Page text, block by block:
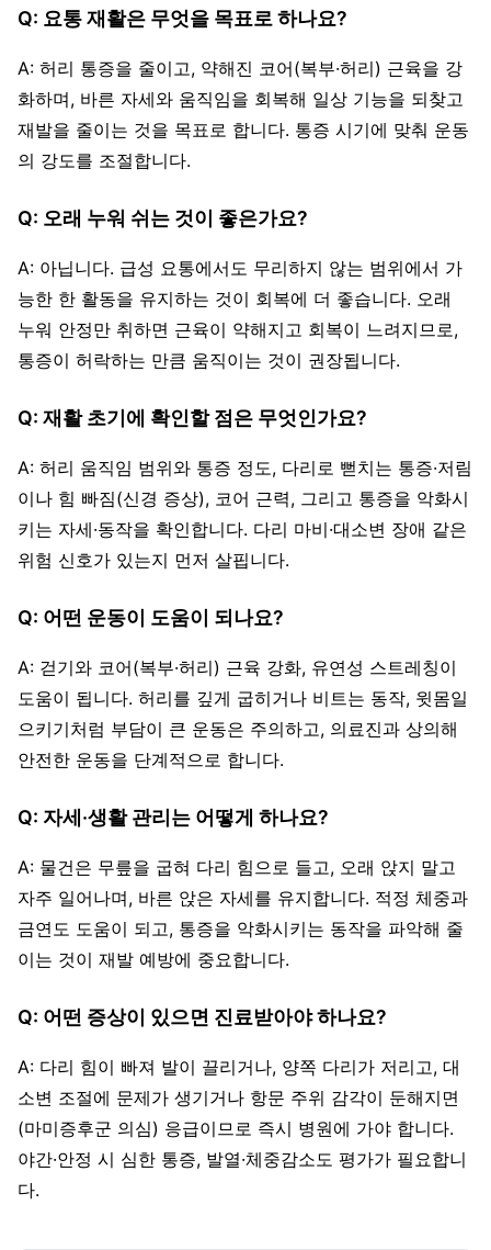
Q: 요통 재활은 무엇을 목표로 하나요?
A: 허리 통증을 줄이고, 약해진 코어(복부·허리) 근육을 강
화하며, 바른 자세와 움직임을 회복해 일상 기능을 되찾고
재발을 줄이는 것을 목표로 합니다. 통증 시기에 맞춰 운동
의 강도를 조절합니다.
Q: 오래 누워 쉬는 것이 좋은가요?
A: 아닙니다. 급성 요통에서도 무리하지 않는 범위에서 가
능한 한 활동을 유지하는 것이 회복에 더 좋습니다. 오래
누워 안정만 취하면 근육이 약해지고 회복이 느려지므로,
통증이 허락하는 만큼 움직이는 것이 권장됩니다.
Q: 재활 초기에 확인할 점은 무엇인가요?
A: 허리 움직임 범위와 통증 정도, 다리로 뻗치는 통증·저림
이나 힘 빠짐(신경 증상), 코어 근력, 그리고 통증을 악화시
키는 자세·동작을 확인합니다. 다리 마비·대소변 장애 같은
위험 신호가 있는지 먼저 살핍니다.
Q: 어떤 운동이 도움이 되나요?
A: 걷기와 코어(복부·허리) 근육 강화, 유연성 스트레칭이
도움이 됩니다. 허리를 깊게 굽히거나 비트는 동작, 윗몸일
으키기처럼 부담이 큰 운동은 주의하고, 의료진과 상의해
안전한 운동을 단계적으로 합니다.
Q: 자세·생활 관리는 어떻게 하나요?
A: 물건은 무릎을 굽혀 다리 힘으로 들고, 오래 앉지 말고
자주 일어나며, 바른 앉은 자세를 유지합니다. 적정 체중과
금연도 도움이 되고, 통증을 악화시키는 동작을 파악해 줄
이는 것이 재발 예방에 중요합니다.
Q: 어떤 증상이 있으면 진료받아야 하나요?
A: 다리 힘이 빠져 발이 끌리거나, 양쪽 다리가 저리고, 대
소변 조절에 문제가 생기거나 항문 주위 감각이 둔해지면
(마미증후군 의심) 응급이므로 즉시 병원에 가야 합니다.
야간·안정 시 심한 통증, 발열·체중감소도 평가가 필요합니
다.